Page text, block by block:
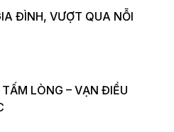
ĐÌNH, VƯỢT QUA NỖI
LÒNG – VẠN ĐIỀU